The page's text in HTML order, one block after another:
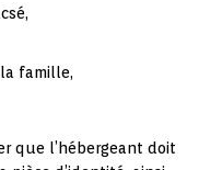
famille,
que l’hébergeant doit